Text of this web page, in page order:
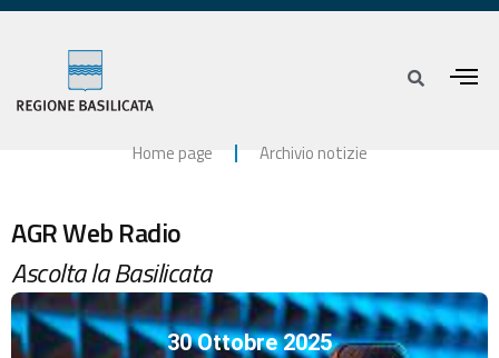
Home page Archivio notizie
AGR Web Radio
Ascolta la Basilicata
30 Ottobre 2025